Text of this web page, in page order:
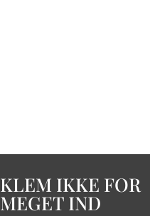
KLEM IKKE FOR
MEGET IND